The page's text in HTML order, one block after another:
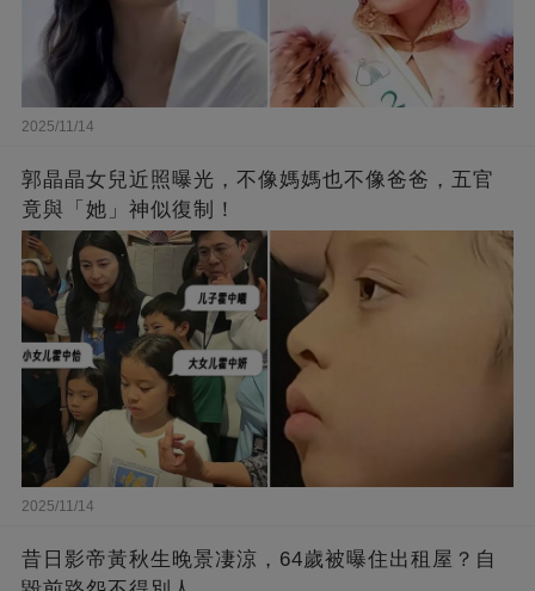
2025/11/14
郭晶晶女兒近照曝光，不像媽媽也不像爸爸，五官
竟與「她」神似復制！
2025/11/14
昔日影帝黃秋生晚景凄涼，64歲被曝住出租屋？自